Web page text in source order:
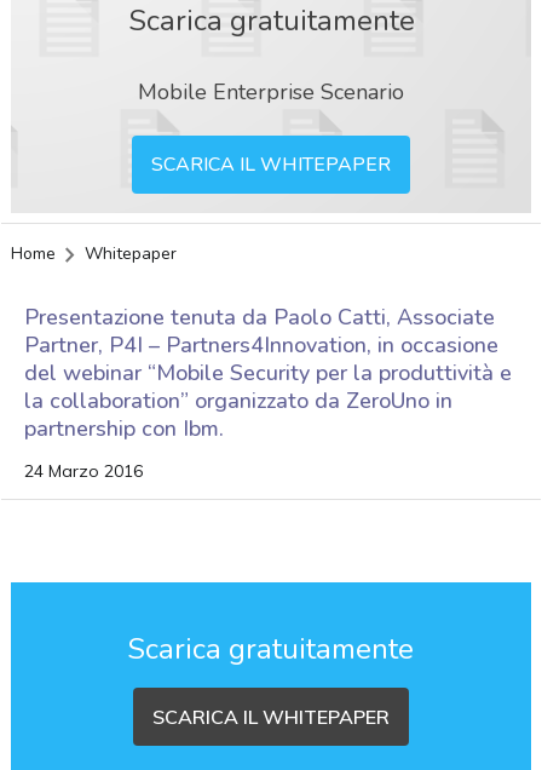
Scarica gratuitamente
Mobile Enterprise Scenario
SCARICA IL WHITEPAPER
Home Whitepaper
Presentazione tenuta da Paolo Catti, Associate
Partner, P4I – Partners4Innovation, in occasione
del webinar “Mobile Security per la produttività e
la collaboration” organizzato da ZeroUno in
partnership con Ibm.
24 Marzo 2016
Scarica gratuitamente
SCARICA IL WHITEPAPER